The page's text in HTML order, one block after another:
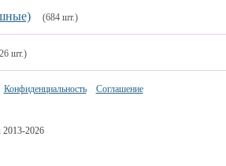
(684 шт.)
шт.)
Конфиденциальность Соглашение
2013-2026